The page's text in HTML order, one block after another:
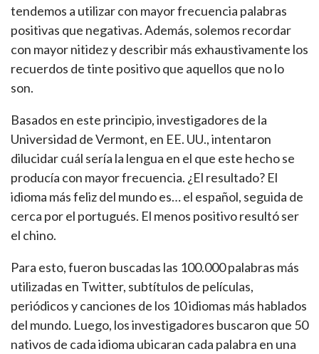
tendemos a utilizar con mayor frecuencia palabras
positivas que negativas. Además, solemos recordar
con mayor nitidez y describir más exhaustivamente los
recuerdos de tinte positivo que aquellos que no lo
son.
Basados en este principio, investigadores de la
Universidad de Vermont, en EE. UU., intentaron
dilucidar cuál sería la lengua en el que este hecho se
producía con mayor frecuencia. ¿El resultado? El
idioma más feliz del mundo es… el español, seguida de
cerca por el portugués. El menos positivo resultó ser
el chino.
Para esto, fueron buscadas las 100.000 palabras más
utilizadas en Twitter, subtítulos de películas,
periódicos y canciones de los 10 idiomas más hablados
del mundo. Luego, los investigadores buscaron que 50
nativos de cada idioma ubicaran cada palabra en una